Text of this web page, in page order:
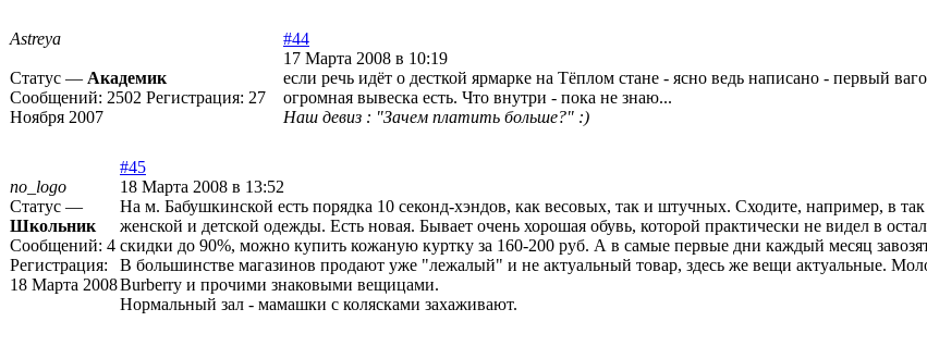
Astreya
Статус — Академик
Сообщений: 2502 Регистрация: 27
Ноября 2007
#44
17 Марта 2008 в 10:19
если речь идёт о десткой ярмарке на Тёплом стане - ясно ведь написано - первый
огромная вывеска есть. Что внутри - пока не знаю...
Наш девиз : "Зачем платить больше?" :)
no_logo
Статус —
Школьник
Сообщений: 4
Регистрация:
18 Марта 2008
#45
18 Марта 2008 в 13:52
На м. Бабушкинской есть порядка 10 секонд-хэндов, как весовых, так и штучных. Сходите, например, в
женской и детской одежды. Есть новая. Бывает очень хорошая обувь, которой практически не видел в
скидки до 90%, можно купить кожаную куртку за 160-200 руб. А в самые первые дни каждый месяц
В большинстве магазинов продают уже "лежалый" и не актуальный товар, здесь же вещи актуальные.
Burberry и прочими знаковыми вещицами.
Нормальный зал - мамашки с колясками захаживают.